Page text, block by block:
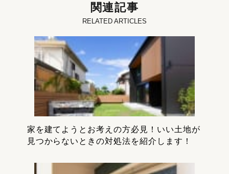
関連記事
RELATED ARTICLES
家を建てようとお考えの方必見！いい土地が
見つからないときの対処法を紹介します！